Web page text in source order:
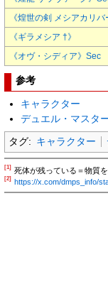
《煌世の剣 メシアカリバ
《ギラメシア †》
《オヴ・シディア》Sec
参考
キャラクター
デュエル・マスタ
タグ: キャラクター
[1] 死体が残っている＝物質
[2] https://x.com/dmps_info/